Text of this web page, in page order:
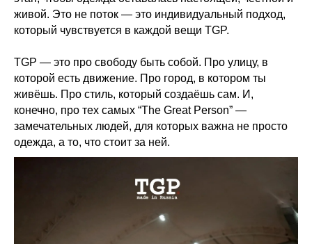
живой. Это не поток — это индивидуальный подход,
который чувствуется в каждой вещи TGP.
TGP — это про свободу быть собой. Про улицу, в
которой есть движение. Про город, в котором ты
живёшь. Про стиль, который создаёшь сам. И,
конечно, про тех самых “The Great Person” —
замечательных людей, для которых важна не просто
одежда, а то, что стоит за ней.